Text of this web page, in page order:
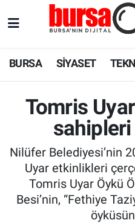
BURSA SİYASET
Tomris
Nilüfer Belediyesi’nin
Uyar etkinlikleri
Tomris Uyar Öykü
Besi’nin, “Fethiye
TEKNOLOJİ
SPOR
EKONOMİ
SAĞLIK
Trafik Durumu
Süper Lig Puan
Tüm Manşetler
Son Dakika Haberleri